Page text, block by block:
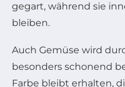
gegart, während sie
bleiben.
Auch Gemüse wird
besonders schonend
Farbe bleibt erhalten,